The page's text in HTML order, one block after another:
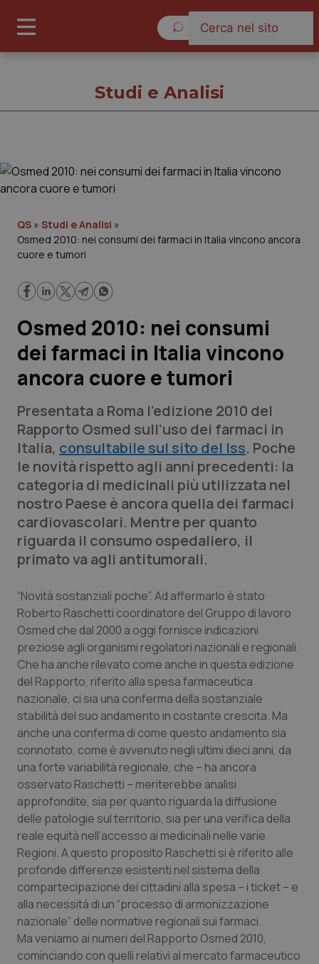
Governo e Parlamento
Regioni e Asl
Lavoro e Professioni
Scienza e Farmaci
Studi e Analisi
Lettere al direttore
Edizioni Regionali
QS Pro
Professionisti Sanitari.AI
Basilicata
Calabria
Campania
Emilia-Romagna
Friuli Venezia Giulia
Lazio
Liguria
Lombardia
Marche
Molise
Artrite & artrosi
Asma & BPCO
Car-T
Colesterolo & coronaropatie
Dermatite Atopica
Diabete & glucometri
Disturbi dell’umore
Dolore
Donna & Salute
Epatiti
QS Club Newsletter
Studi e Analisi
QS » Studi e Analisi »
Osmed 2010: nei consumi dei farmaci in Italia vincono ancora
cuore e tumori
Osmed 2010: nei consumi
dei farmaci in Italia vincono
ancora cuore e tumori
Presentata a Roma l’edizione 2010 del
Rapporto Osmed sull’uso dei farmaci in
Italia, consultabile sul sito del Iss. Poche
le novità rispetto agli anni precedenti: la
categoria di medicinali più utilizzata nel
nostro Paese è ancora quella dei farmaci
cardiovascolari. Mentre per quanto
riguarda il consumo ospedaliero, il
primato va agli antitumorali.
“Novità sostanziali poche”. Ad affermarlo è stato
Roberto Raschetti coordinatore del Gruppo di lavoro
Osmed che dal 2000 a oggi fornisce indicazioni
preziose agli organismi regolatori nazionali e regionali.
Che ha anche rilevato come anche in questa edizione
del Rapporto, riferito alla spesa farmaceutica
nazionale, ci sia una conferma della sostanziale
stabilità del suo andamento in costante crescita. Ma
anche una conferma di come questo andamento sia
connotato, come è avvenuto negli ultimi dieci anni, da
una forte variabilità regionale, che – ha ancora
osservato Raschetti – meriterebbe analisi
approfondite, sia per quanto riguarda la diffusione
delle patologie sul territorio, sia per una verifica della
reale equità nell’accesso ai medicinali nelle varie
Regioni. A questo proposito Raschetti si è riferito alle
profonde differenze esistenti nel sistema della
compartecipazione dei cittadini alla spesa – i ticket – e
alla necessità di un “processo di armonizzazione
nazionale” delle normative regionali sui farmaci.
Ma veniamo ai numeri del Rapporto Osmed 2010,
cominciando con quelli relativi al mercato farmaceutico